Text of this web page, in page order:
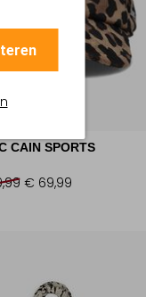
Items
CAIN SPORTS
€ 69,99